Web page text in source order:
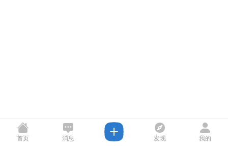
首页 消息 发现 我的